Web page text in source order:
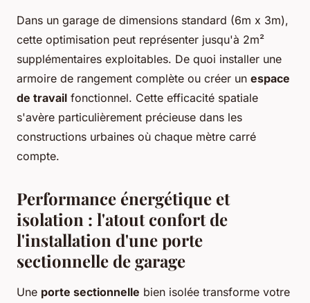
Dans un garage de dimensions standard (6m x 3m),
cette optimisation peut représenter jusqu'à 2m²
supplémentaires exploitables. De quoi installer une
armoire de rangement complète ou créer un espace
de travail fonctionnel. Cette efficacité spatiale
s'avère particulièrement précieuse dans les
constructions urbaines où chaque mètre carré
compte.
Performance énergétique et
isolation : l'atout confort de
l'installation d'une porte
sectionnelle de garage
Une porte sectionnelle bien isolée transforme votre